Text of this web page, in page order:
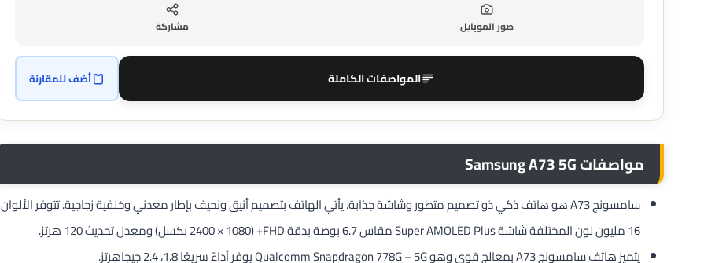
صور الموبايل مشاركة
المواصفات الكاملة أضف للمقارنة
مواصفات Samsung A73 5G
سامسونج A73 هو هاتف ذكي ذو تصميم متطور وشاشة جذابة. يأتي الهاتف بتصميم أنيق ونحيف بإطار معدني وخلفية زجاجية. تتوفر الألوان
16 مليون لون المختلفة شاشة Super AMOLED Plus مقاس 6.7 بوصة بدقة FHD+ (2400 × 1080 بكسل) ومعدل تحديث 120 هرتز.
يتميز هاتف سامسونج A73 بمعالج قوي وهو Qualcomm Snapdragon 778G – 5G يوفر أداءً سريعًا 1.8، 2.4 جيجاهرتز.